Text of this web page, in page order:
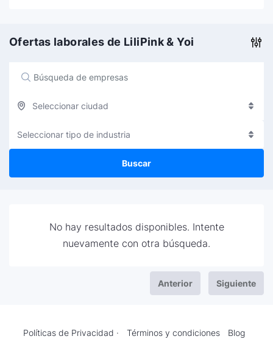
Ofertas laborales de LiliPink & Yoi
Seleccionar ciudad
Seleccionar tipo de industria
Buscar
No hay resultados disponibles. Intente
nuevamente con otra búsqueda.
Anterior Siguiente
Políticas de Privacidad · Términos y condiciones Blog